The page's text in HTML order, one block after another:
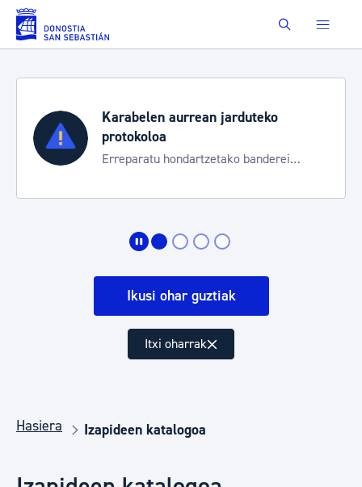
Eduki nagusira joan Buscar
Karabelen aurrean jarduteko
protokoloa
Erreparatu hondartzetako banderei
Ikusi ohar guztiak
Itxi oharrak
Hasiera Izapideen katalogoa